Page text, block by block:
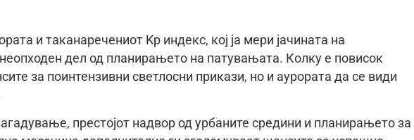
и таканаречениот Kp индекс, кој ја мери јачината на
дел од планирањето на патувањата. Колку е повисок
за поинтензивни светлосни прикази, но и аурората да се види
престојот надвор од урбаните средини и планирањето за